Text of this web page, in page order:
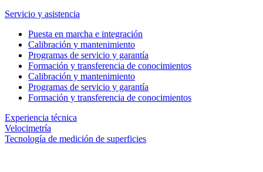
Servicio y asistencia
Puesta en marcha e integración
Calibración y mantenimiento
Programas de servicio y garantía
Formación y transferencia de conocimientos
Calibración y mantenimiento
Programas de servicio y garantía
Formación y transferencia de conocimientos
Experiencia técnica
Velocimetría
Tecnología de medición de superficies